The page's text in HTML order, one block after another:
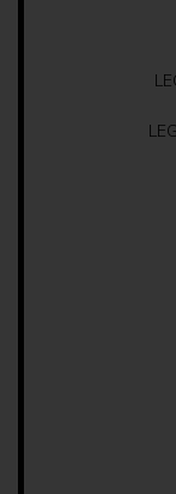
Koolitarbed,
Koolikotid,
Joogipudelid,